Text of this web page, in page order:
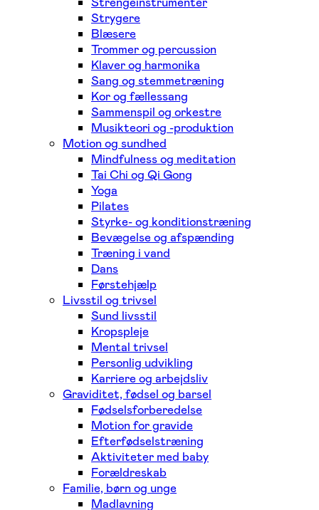
Strygere
Blæsere
Trommer og percussion
Klaver og harmonika
Sang og stemmetræning
Kor og fællessang
Sammenspil og orkestre
Musikteori og -produktion
Motion og sundhed
Mindfulness og meditation
Tai Chi og Qi Gong
Yoga
Pilates
Styrke- og konditionstræning
Bevægelse og afspænding
Træning i vand
Dans
Førstehjælp
Livsstil og trivsel
Sund livsstil
Kropspleje
Mental trivsel
Personlig udvikling
Karriere og arbejdsliv
Graviditet, fødsel og barsel
Fødselsforberedelse
Motion for gravide
Efterfødselstræning
Aktiviteter med baby
Forældreskab
Familie, børn og unge
Madlavning